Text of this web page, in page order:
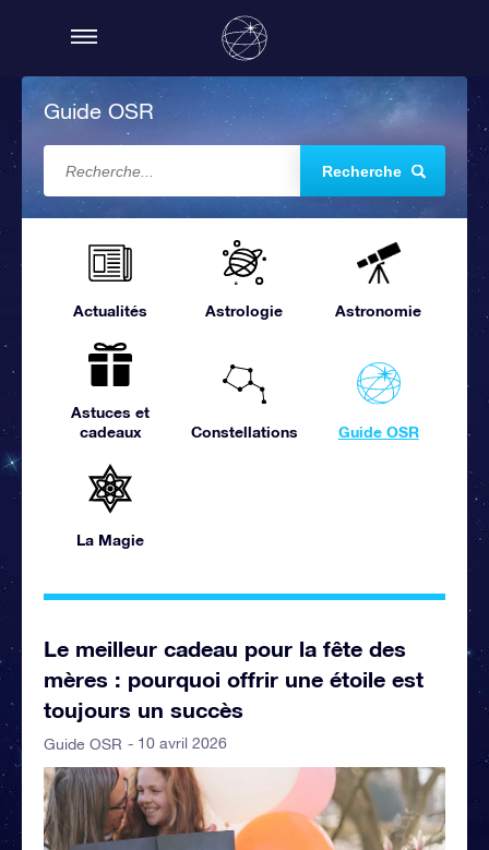
Guide OSR
Recherche
Actualités Astrologie Astronomie
Astuces et
cadeaux
Constellations Guide OSR
La Magie
Le meilleur cadeau pour la fête des
mères : pourquoi offrir une étoile est
toujours un succès
Guide OSR - 10 avril 2026